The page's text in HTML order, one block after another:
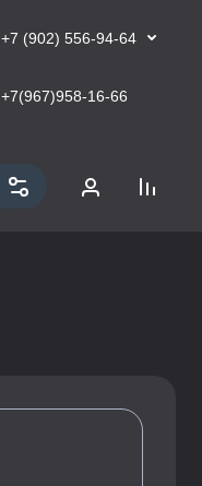
+7 (902) 556-94-64
+7(967)958-16-66